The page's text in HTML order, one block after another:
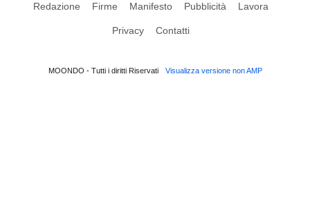
Redazione Firme Manifesto Pubblicità Lavora
Privacy Contatti
MOONDO - Tutti i diritti Riservati Visualizza versione non AMP